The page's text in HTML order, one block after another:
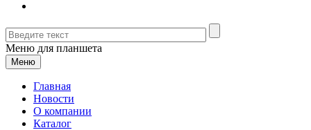
Меню для планшета
Меню
Главная
Новости
О компании
Каталог